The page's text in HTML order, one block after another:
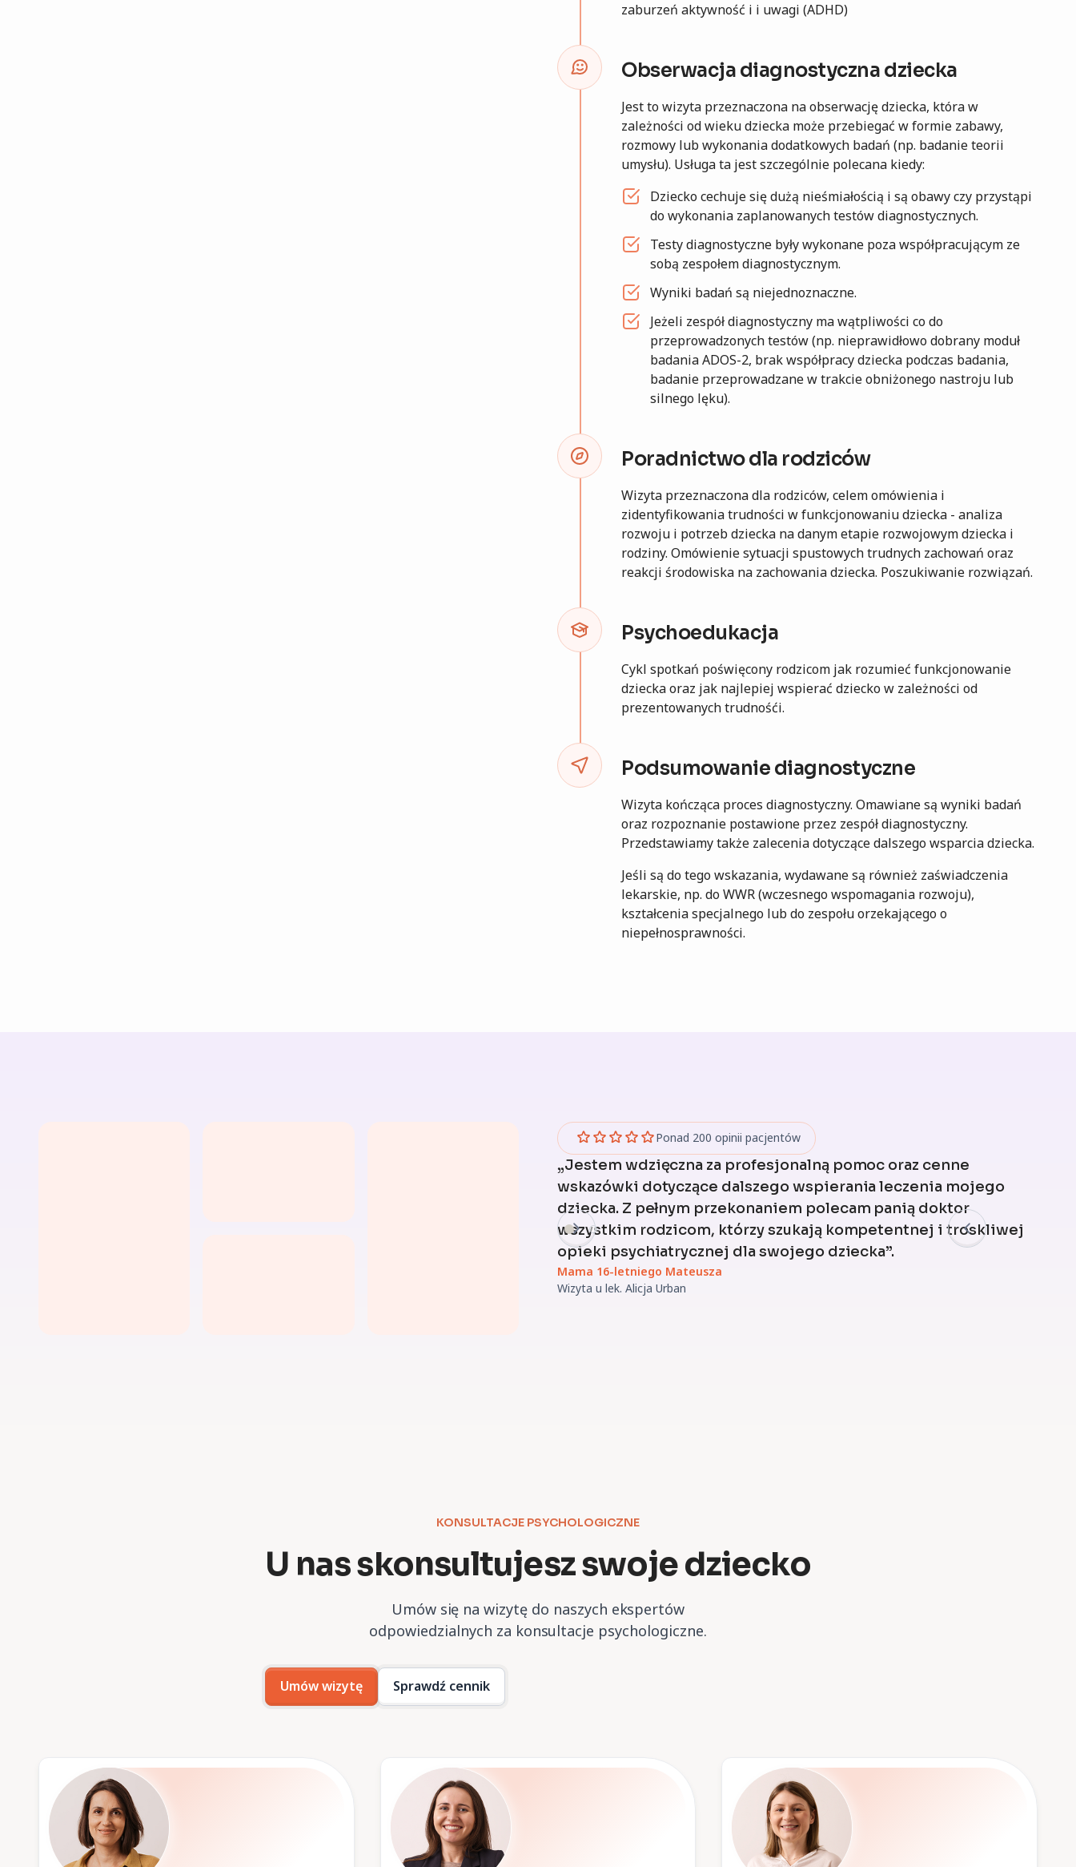
zaburzeń aktywność i i uwagi (ADHD)
Obserwacja diagnostyczna dziecka
Jest to wizyta przeznaczona na obserwację dziecka, która w
zależności od wieku dziecka może przebiegać w formie zabawy,
rozmowy lub wykonania dodatkowych badań (np. badanie teorii
umysłu). Usługa ta jest szczególnie polecana kiedy:
Dziecko cechuje się dużą nieśmiałością i są obawy czy przystąpi
do wykonania zaplanowanych testów diagnostycznych.
Testy diagnostyczne były wykonane poza współpracującym ze
sobą zespołem diagnostycznym.
Wyniki badań są niejednoznaczne.
Jeżeli zespół diagnostyczny ma wątpliwości co do
przeprowadzonych testów (np. nieprawidłowo dobrany moduł
badania ADOS-2, brak współpracy dziecka podczas badania,
badanie przeprowadzane w trakcie obniżonego nastroju lub
silnego lęku).
Poradnictwo dla rodziców
Wizyta przeznaczona dla rodziców, celem omówienia i
zidentyfikowania trudności w funkcjonowaniu dziecka - analiza
rozwoju i potrzeb dziecka na danym etapie rozwojowym dziecka i
rodziny. Omówienie sytuacji spustowych trudnych zachowań oraz
reakcji środowiska na zachowania dziecka. Poszukiwanie rozwiązań.
Psychoedukacja
Cykl spotkań poświęcony rodzicom jak rozumieć funkcjonowanie
dziecka oraz jak najlepiej wspierać dziecko w zależności od
prezentowanych trudnośći.
Podsumowanie diagnostyczne
Wizyta kończąca proces diagnostyczny. Omawiane są wyniki badań
oraz rozpoznanie postawione przez zespół diagnostyczny.
Przedstawiamy także zalecenia dotyczące dalszego wsparcia dziecka.
Jeśli są do tego wskazania, wydawane są również zaświadczenia
lekarskie, np. do WWR (wczesnego wspomagania rozwoju),
kształcenia specjalnego lub do zespołu orzekającego o
niepełnosprawności.
Ponad 200 opinii pacjentów
„Jestem wdzięczna za profesjonalną pomoc oraz cenne
wskazówki dotyczące dalszego wspierania leczenia mojego
dziecka. Z pełnym przekonaniem polecam panią doktor
wszystkim rodzicom, którzy szukają kompetentnej i troskliwej
opieki psychiatrycznej dla swojego dziecka”.
Mama 16-letniego Mateusza
Wizyta u lek. Alicja Urban
KONSULTACJE PSYCHOLOGICZNE
U nas skonsultujeszswoje dziecko
Umów się na wizytę do naszych ekspertów
odpowiedzialnych za konsultacje psychologiczne.
Umów wizytę Sprawdź cennik